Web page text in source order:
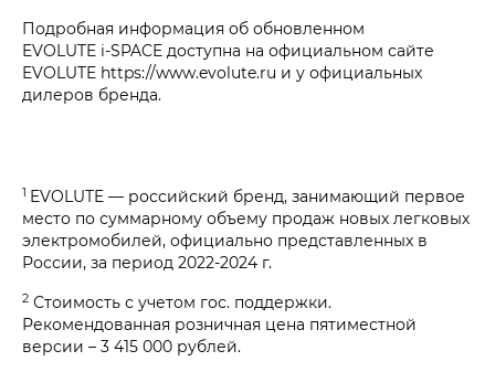
Подробная информация об обновленном
EVOLUTE i‑SPACE доступна на официальном сайте
EVOLUTE https://www.evolute.ru и у официальных
дилеров бренда.
1 EVOLUTE — российский бренд, занимающий первое
место по суммарному объему продаж новых легковых
электромобилей, официально представленных в
России, за период 2022-2024 г.
2 Стоимость с учетом гос. поддержки.
Рекомендованная розничная цена пятиместной
версии – 3 415 000 рублей.